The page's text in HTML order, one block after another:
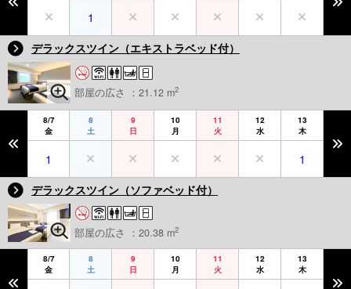
1
デラックスツイン（エキストラベッド付）
部屋の広さ ：21.12 m2
8/7
金
8
土
9
日
10
月
11
火
12
水
13
木
1
1
デラックスツイン（ソファベッド付）
部屋の広さ ：20.38 m2
8/7
金
8
土
9
日
10
月
11
火
12
水
13
木